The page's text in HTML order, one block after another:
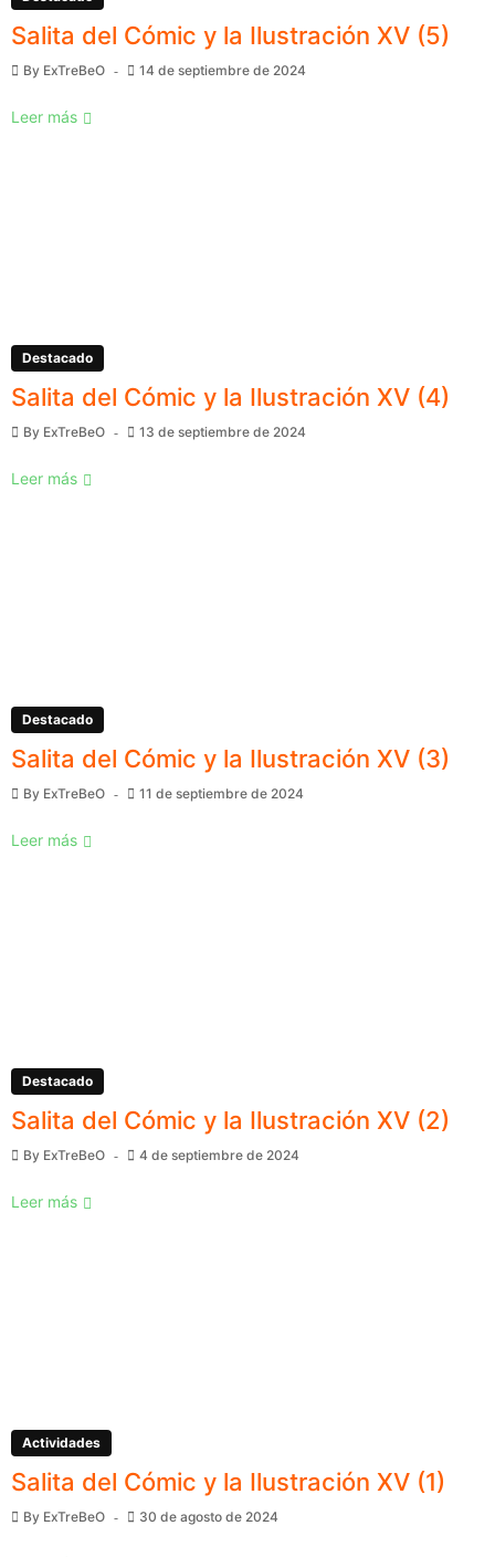
Salita del Cómic y la Ilustración XV (5)
By ExTreBeO 14 de septiembre de 2024
Leer más
Destacado
Salita del Cómic y la Ilustración XV (4)
By ExTreBeO 13 de septiembre de 2024
Leer más
Destacado
Salita del Cómic y la Ilustración XV (3)
By ExTreBeO 11 de septiembre de 2024
Leer más
Destacado
Salita del Cómic y la Ilustración XV (2)
By ExTreBeO 4 de septiembre de 2024
Leer más
Actividades
Salita del Cómic y la Ilustración XV (1)
By ExTreBeO 30 de agosto de 2024